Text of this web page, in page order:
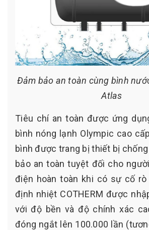
Đảm bảo an toàn cùng bình
Atlas
Tiêu chí an toàn được ứng
bình nóng lạnh Olympic cao
bình được trang bị thiết bị chống
bảo an toàn tuyệt đối cho
điện hoàn toàn khi có sự cố
định nhiệt COTHERM được
với độ bền và độ chính xác
đóng ngắt lên 100.000 lần